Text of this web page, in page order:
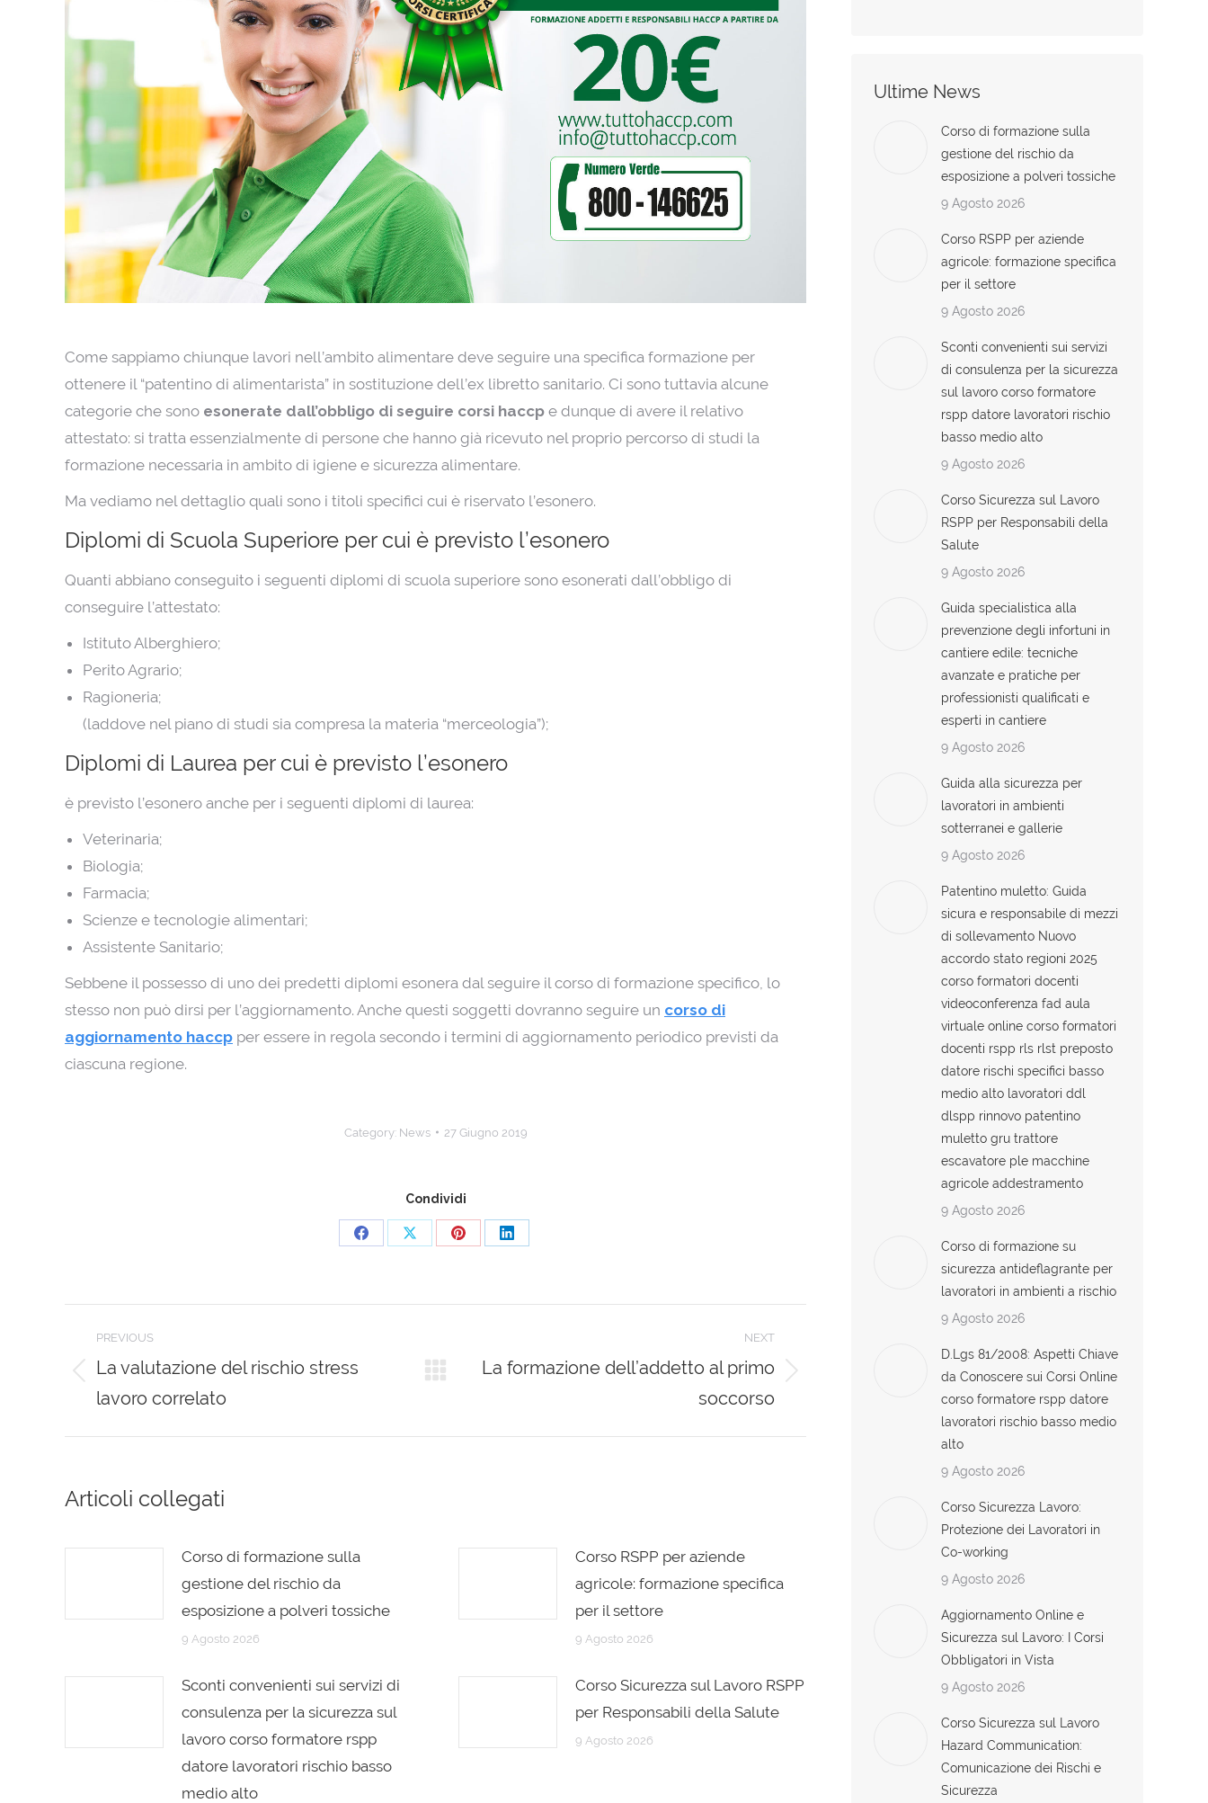
Come sappiamo chiunque lavori nell’ambito alimentare deve seguire una specifica formazione per
ottenere il “patentino di alimentarista” in sostituzione dell’ex libretto sanitario. Ci sono tuttavia alcune
categorie che sono esonerate dall’obbligo di seguire corsi haccp e dunque di avere il relativo
attestato: si tratta essenzialmente di persone che hanno già ricevuto nel proprio percorso di studi la
formazione necessaria in ambito di igiene e sicurezza alimentare.
Ma vediamo nel dettaglio quali sono i titoli specifici cui è riservato l’esonero.
Diplomi di Scuola Superiore per cui è previsto l’esonero
Quanti abbiano conseguito i seguenti diplomi di scuola superiore sono esonerati dall’obbligo di
conseguire l’attestato:
Istituto Alberghiero;
Perito Agrario;
Ragioneria;
(laddove nel piano di studi sia compresa la materia “merceologia”);
Diplomi di Laurea per cui è previsto l’esonero
è previsto l’esonero anche per i seguenti diplomi di laurea:
Veterinaria;
Biologia;
Farmacia;
Scienze e tecnologie alimentari;
Assistente Sanitario;
Sebbene il possesso di uno dei predetti diplomi esonera dal seguire il corso di formazione specifico, lo
stesso non può dirsi per l’aggiornamento. Anche questi soggetti dovranno seguire un corso di
aggiornamento haccp per essere in regola secondo i termini di aggiornamento periodico previsti da
ciascuna regione.
Category: News 27 Giugno 2019
Condividi
Share Share Share Share
Post
navigation
PREVIOUS
post:
La valutazione del rischio stress
lavoro correlato
NEXT
La formazione dell’addetto al primo
soccorso
Articoli collegati
Corso di formazione sulla
gestione del rischio da
esposizione a polveri tossiche
9 Agosto 2026
Corso RSPP per aziende
agricole: formazione specifica
per il settore
9 Agosto 2026
Sconti convenienti sui servizi di
consulenza per la sicurezza sul
lavoro corso formatore rspp
datore lavoratori rischio basso
medio alto
Corso Sicurezza sul Lavoro RSPP
per Responsabili della Salute
9 Agosto 2026
Ultime News
Corso di formazione sulla
gestione del rischio da
esposizione a polveri tossiche
9 Agosto 2026
Corso RSPP per aziende
agricole: formazione specifica
per il settore
9 Agosto 2026
Sconti convenienti sui servizi
di consulenza per la sicurezza
sul lavoro corso formatore
rspp datore lavoratori rischio
basso medio alto
9 Agosto 2026
Corso Sicurezza sul Lavoro
RSPP per Responsabili della
Salute
9 Agosto 2026
Guida specialistica alla
prevenzione degli infortuni in
cantiere edile: tecniche
avanzate e pratiche per
professionisti qualificati e
esperti in cantiere
9 Agosto 2026
Guida alla sicurezza per
lavoratori in ambienti
sotterranei e gallerie
9 Agosto 2026
Patentino muletto: Guida
sicura e responsabile di mezzi
di sollevamento Nuovo
accordo stato regioni 2025
corso formatori docenti
videoconferenza fad aula
virtuale online corso formatori
docenti rspp rls rlst preposto
datore rischi specifici basso
medio alto lavoratori ddl
dlspp rinnovo patentino
muletto gru trattore
escavatore ple macchine
agricole addestramento
9 Agosto 2026
Corso di formazione su
sicurezza antideflagrante per
lavoratori in ambienti a rischio
9 Agosto 2026
D.Lgs 81/2008: Aspetti Chiave
da Conoscere sui Corsi Online
corso formatore rspp datore
lavoratori rischio basso medio
alto
9 Agosto 2026
Corso Sicurezza Lavoro:
Protezione dei Lavoratori in
Co-working
9 Agosto 2026
Aggiornamento Online e
Sicurezza sul Lavoro: I Corsi
Obbligatori in Vista
9 Agosto 2026
Corso Sicurezza sul Lavoro
Hazard Communication:
Comunicazione dei Rischi e
Sicurezza